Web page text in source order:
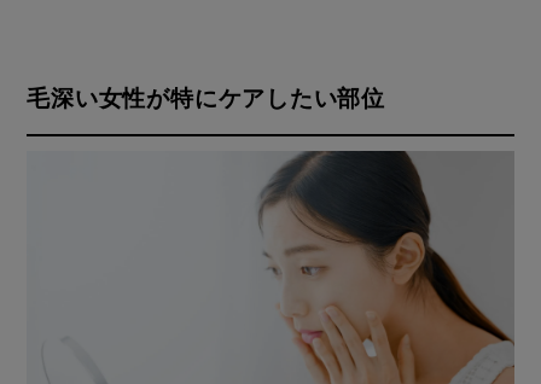
毛深い女性が特にケアしたい部位